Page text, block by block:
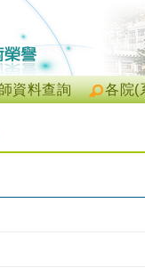
各院(
資料查詢